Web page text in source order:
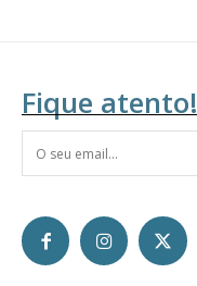
Fique atento!